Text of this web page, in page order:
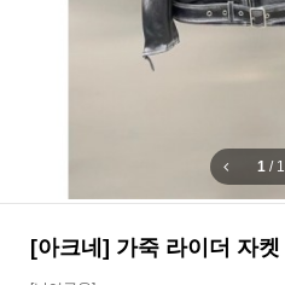
1/ 1
[아크네] 가죽 라이더 자켓